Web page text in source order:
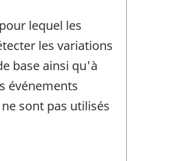
lequel les
les variations
base ainsi qu'à
événements
sont pas utilisés